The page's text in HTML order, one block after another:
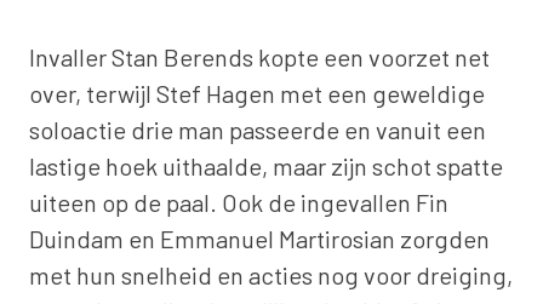
Invaller Stan Berends kopte een voorzet net
over, terwijl Stef Hagen met een geweldige
soloactie drie man passeerde en vanuit een
lastige hoek uithaalde, maar zijn schot spatte
uiteen op de paal. Ook de ingevallen Fin
Duindam en Emmanuel Martirosian zorgden
met hun snelheid en acties nog voor dreiging,